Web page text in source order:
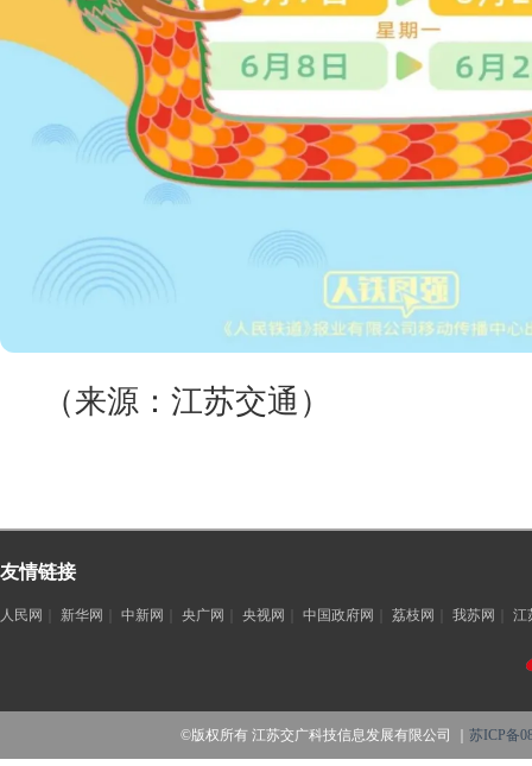
（来源：江苏交通）
友情链接
人民网 新华网 中新网 央广网 央视网 中国政府网 荔枝网 我苏网 江
©版权所有 江苏交广科技信息发展有限公司 ｜苏ICP备